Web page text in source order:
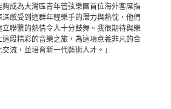
成為大灣區青年管弦樂團首位海外客席指
感受到這群年輕樂手的潛力與熱忱，他們
聯繫的熱情令人十分鼓舞。我很期待與樂
段精彩的音樂之旅，為這項意義非凡的合
流，並培育新一代藝術人才。」